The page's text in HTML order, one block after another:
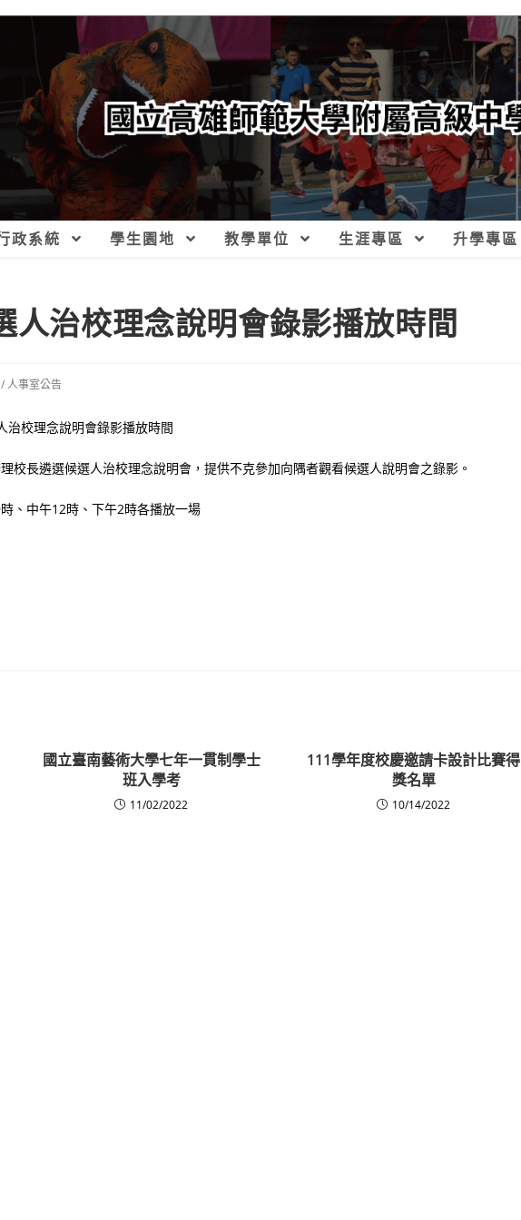
政系統 學生園地 教學單位 生涯專區 升學專區
人治校理念說明會錄影播放時間
/人事室公告
治校理念說明會錄影播放時間
校長遴選候選人治校理念說明會，提供不克參加向隅者觀看候選人說明會之錄影。
、中午12時、下午2時各播放一場
國立臺南藝術大學七年一貫制學士
班入學考
11/02/2022
111學年度校慶邀請卡設計比賽得
獎名單
10/14/2022